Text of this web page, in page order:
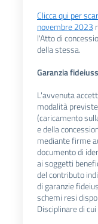
Clicca qui per
novembre 2023
l'Atto di
della stessa.
Garanzia
L'avvenuta
modalità
(caricamento
e della
mediante firme
documento di
ai soggetti
del contributo
di garanzie
schemi resi
Disciplinare di